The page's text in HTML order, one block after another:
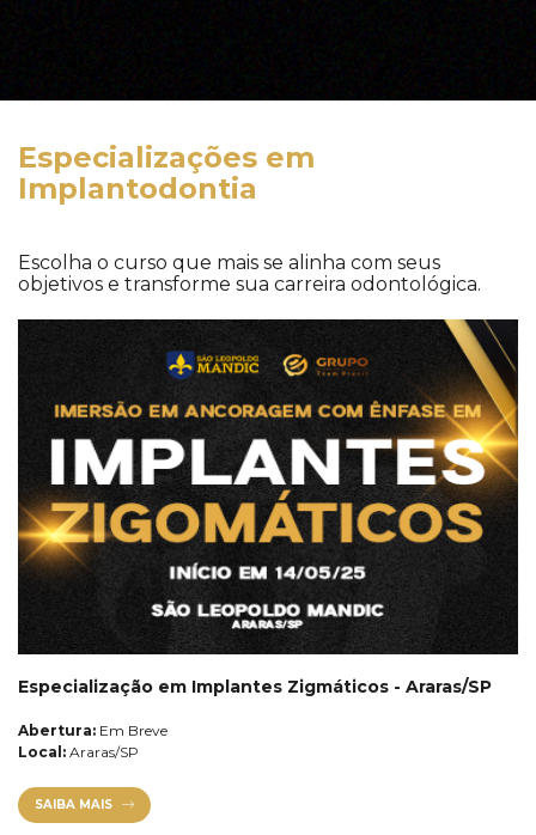
Especializações em
Implantodontia
Escolha o curso que mais se alinha com seus
objetivos e transforme sua carreira odontológica.
Especialização em Implantes Zigmáticos - Araras/SP
Abertura: Em Breve
Local: Araras/SP
SAIBA MAIS